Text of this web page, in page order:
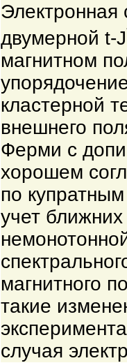
Электронная
двумерной t-J
магнитном
кластерной
внешнего
Ферми с
хорошем
по
учет
магнитного
такие
случая